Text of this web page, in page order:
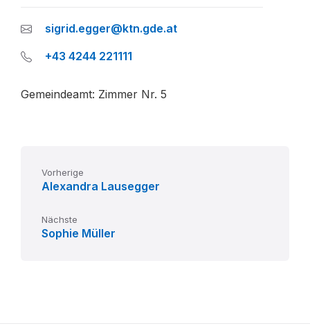
sigrid.egger@ktn.gde.at
+43 4244 221111
Gemeindeamt: Zimmer Nr. 5
Vorherige
Alexandra Lausegger
Nächste
Sophie Müller